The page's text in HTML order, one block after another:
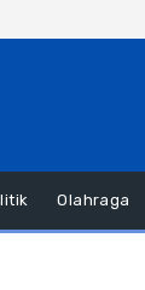
Olahraga